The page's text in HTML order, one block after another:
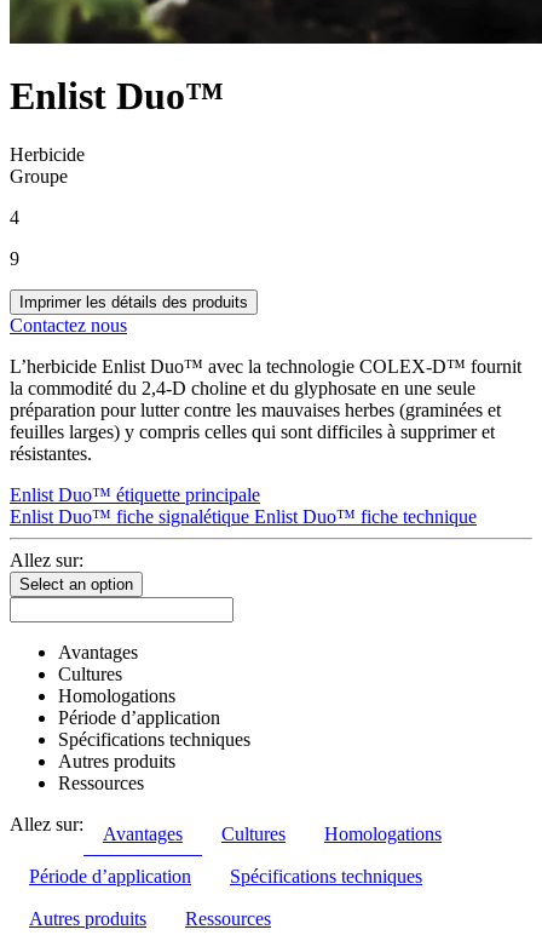
Enlist Duo™
Herbicide
Groupe
4
9
Imprimer les détails des produits
Contactez nous
L’herbicide Enlist Duo™ avec la technologie COLEX-D™ fournit
la commodité du 2,4-D choline et du glyphosate en une seule
préparation pour lutter contre les mauvaises herbes (graminées et
feuilles larges) y compris celles qui sont difficiles à supprimer et
résistantes.
Enlist Duo™ étiquette principale
Enlist Duo™ fiche signalétique Enlist Duo™ fiche technique
Allez sur:
Select an option
Avantages
Cultures
Homologations
Période d’application
Spécifications techniques
Autres produits
Ressources
Allez sur:
Avantages Cultures Homologations
Période d’application Spécifications techniques
Autres produits Ressources